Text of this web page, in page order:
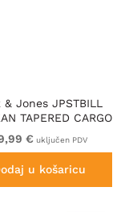
Jones JPSTBILL
TAPERED CARGO
Black
€ uključen PDV
u košaricu